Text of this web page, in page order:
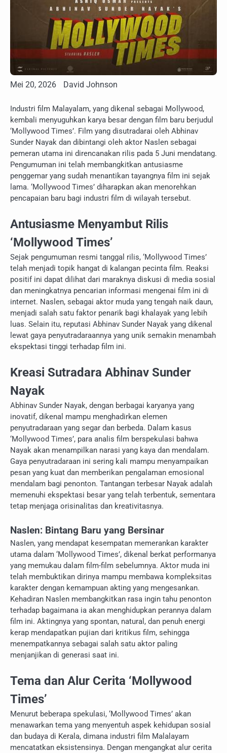
Mei 20, 2026 David Johnson
Industri film Malayalam, yang dikenal sebagai Mollywood,
kembali menyuguhkan karya besar dengan film baru berjudul
‘Mollywood Times’. Film yang disutradarai oleh Abhinav
Sunder Nayak dan dibintangi oleh aktor Naslen sebagai
pemeran utama ini direncanakan rilis pada 5 Juni mendatang.
Pengumuman ini telah membangkitkan antusiasme
penggemar yang sudah menantikan tayangnya film ini sejak
lama. ‘Mollywood Times’ diharapkan akan menorehkan
pencapaian baru bagi industri film di wilayah tersebut.
Antusiasme Menyambut Rilis
‘Mollywood Times’
Sejak pengumuman resmi tanggal rilis, ‘Mollywood Times’
telah menjadi topik hangat di kalangan pecinta film. Reaksi
positif ini dapat dilihat dari maraknya diskusi di media sosial
dan meningkatnya pencarian informasi mengenai film ini di
internet. Naslen, sebagai aktor muda yang tengah naik daun,
menjadi salah satu faktor penarik bagi khalayak yang lebih
luas. Selain itu, reputasi Abhinav Sunder Nayak yang dikenal
lewat gaya penyutradaraannya yang unik semakin menambah
ekspektasi tinggi terhadap film ini.
Kreasi Sutradara Abhinav Sunder
Nayak
Abhinav Sunder Nayak, dengan berbagai karyanya yang
inovatif, dikenal mampu menghadirkan elemen
penyutradaraan yang segar dan berbeda. Dalam kasus
‘Mollywood Times’, para analis film berspekulasi bahwa
Nayak akan menampilkan narasi yang kaya dan mendalam.
Gaya penyutradaraan ini sering kali mampu menyampaikan
pesan yang kuat dan memberikan pengalaman emosional
mendalam bagi penonton. Tantangan terbesar Nayak adalah
memenuhi ekspektasi besar yang telah terbentuk, sementara
tetap menjaga orisinalitas dan kreativitasnya.
Naslen: Bintang Baru yang Bersinar
Naslen, yang mendapat kesempatan memerankan karakter
utama dalam ‘Mollywood Times’, dikenal berkat performanya
yang memukau dalam film-film sebelumnya. Aktor muda ini
telah membuktikan dirinya mampu membawa kompleksitas
karakter dengan kemampuan akting yang mengesankan.
Kehadiran Naslen membangkitkan rasa ingin tahu penonton
terhadap bagaimana ia akan menghidupkan perannya dalam
film ini. Aktingnya yang spontan, natural, dan penuh energi
kerap mendapatkan pujian dari kritikus film, sehingga
menempatkannya sebagai salah satu aktor paling
menjanjikan di generasi saat ini.
Tema dan Alur Cerita ‘Mollywood
Times’
Menurut beberapa spekulasi, ‘Mollywood Times’ akan
menawarkan tema yang menyentuh aspek kehidupan sosial
dan budaya di Kerala, dimana industri film Malalayam
mencatatkan eksistensinya. Dengan mengangkat alur cerita